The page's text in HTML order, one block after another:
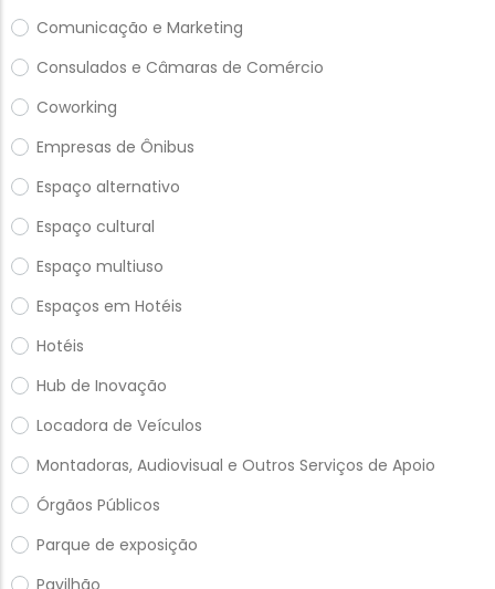
Comunicação e Marketing
Consulados e Câmaras de Comércio
Coworking
Empresas de Ônibus
Espaço alternativo
Espaço cultural
Espaço multiuso
Espaços em Hotéis
Hotéis
Hub de Inovação
Locadora de Veículos
Montadoras, Audiovisual e Outros Serviços de Apoio
Órgãos Públicos
Parque de exposição
Pavilhão